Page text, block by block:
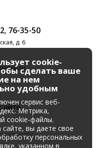
, 76-35-50
д. 6
cookie-
сделать ваше
на нем
удобным
сервис веб-
Метрика,
cookie-файлы.
сайте, вы даете свое
персональных
указанном в